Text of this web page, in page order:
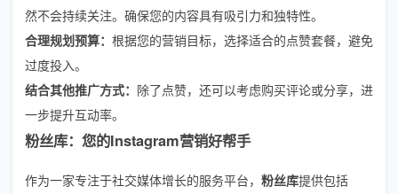
然不会持续关注。确保您的内容具有吸引力和独特性。
合理规划预算： 根据您的营销目标，选择适合的点赞套餐，避免
过度投入。
结合其他推广方式： 除了点赞，还可以考虑购买评论或分享，进
一步提升互动率。
粉丝库：您的Instagram营销好帮手
作为一家专注于社交媒体增长的服务平台， 粉丝库提供包括